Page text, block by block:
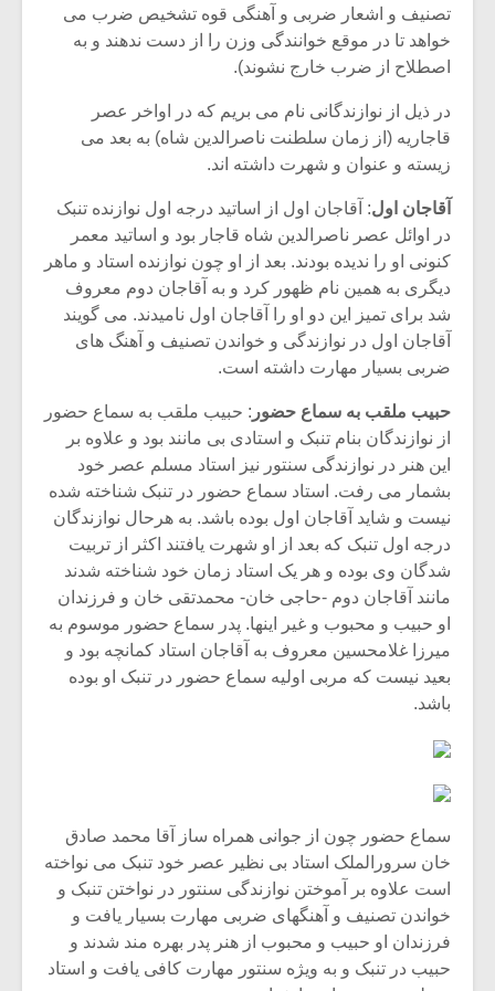
تصنیف و اشعار ضربی و آهنگی قوه تشخیص ضرب می
خواهد تا در موقع خوانندگی وزن را از دست ندهند و به
اصطلاح از ضرب خارج نشوند).
در ذیل از نوازندگانی نام می بریم که در اواخر عصر
قاجاریه (از زمان سلطنت ناصرالدین شاه) به بعد می
زیسته و عنوان و شهرت داشته اند.
آقاجان اول: آقاجان اول از اساتید درجه اول نوازنده تنبک
در اوائل عصر ناصرالدین شاه قاجار بود و اساتید معمر
کنونی او را ندیده بودند. بعد از او چون نوازنده استاد و ماهر
دیگری به همین نام ظهور کرد و به آقاجان دوم معروف
شد برای تمیز این دو او را آقاجان اول نامیدند. می گویند
آقاجان اول در نوازندگی و خواندن تصنیف و آهنگ های
ضربی بسیار مهارت داشته است.
حبیب ملقب به سماع حضور : حبیب ملقب به سماع حضور
از نوازندگان بنام تنبک و استادی بی مانند بود و علاوه بر
این هنر در نوازندگی سنتور نیز استاد مسلم عصر خود
بشمار می رفت. استاد سماع حضور در تنبک شناخته شده
نیست و شاید آقاجان اول بوده باشد. به هرحال نوازندگان
درجه اول تنبک که بعد از او شهرت یافتند اکثر از تربیت
شدگان وی بوده و هر یک استاد زمان خود شناخته شدند
مانند آقاجان دوم -حاجی خان- محمدتقی خان و فرزندان
او حبیب و محبوب و غیر اینها. پدر سماع حضور موسوم به
میرزا غلامحسین معروف به آقاجان استاد کمانچه بود و
بعید نیست که مربی اولیه سماع حضور در تنبک او بوده
باشد.
سماع حضور چون از جوانی همراه ساز آقا محمد صادق
خان سرورالملک استاد بی نظیر عصر خود تنبک می نواخته
است علاوه بر آموختن نوازندگی سنتور در نواختن تنبک و
خواندن تصنیف و آهنگهای ضربی مهارت بسیار یافت و
فرزندان او حبیب و محبوب از هنر پدر بهره مند شدند و
حبیب در تنبک و به ویژه سنتور مهارت کافی یافت و استاد
میکلوش روژا
یادداشتی بر موسیقی
متن فیلم «متری
شیش و نیم»
اگر نمی توانی
مشهورترین باشی،
بدنام ترین باش
موریس ژار
برگزار
موسیقی